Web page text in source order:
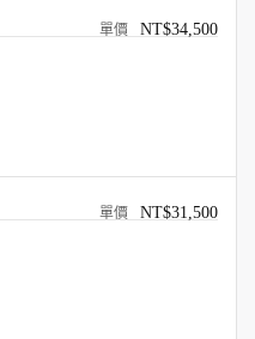
NT$34,500
NT$31,500